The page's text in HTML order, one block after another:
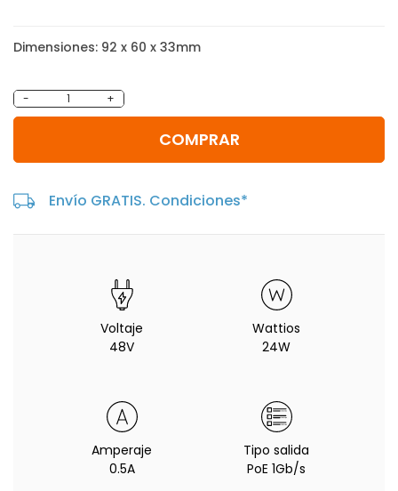
Dimensiones: 92 x 60 x 33mm
- +
COMPRAR
Envío GRATIS. Condiciones*
Voltaje
48V
Wattios
24W
Amperaje
0.5A
Tipo salida
PoE 1Gb/s